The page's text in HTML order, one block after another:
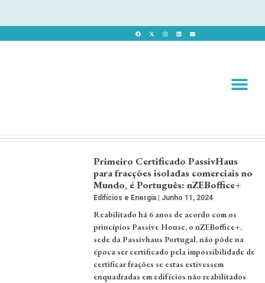
Primeiro Certificado PassivHaus
para fracções isoladas comerciais no
Mundo, é Português: nZEBoffice+
Edifícios e Energia Junho 11, 2024
Reabilitado há 6 anos de acordo com os
princípios Passive House, o nZEBoffice+,
sede da Passivhaus Portugal, não pôde na
época ser certificado pela impossibilidade de
certificar frações se estas estivessem
enquadradas em edifícios não reabilitados